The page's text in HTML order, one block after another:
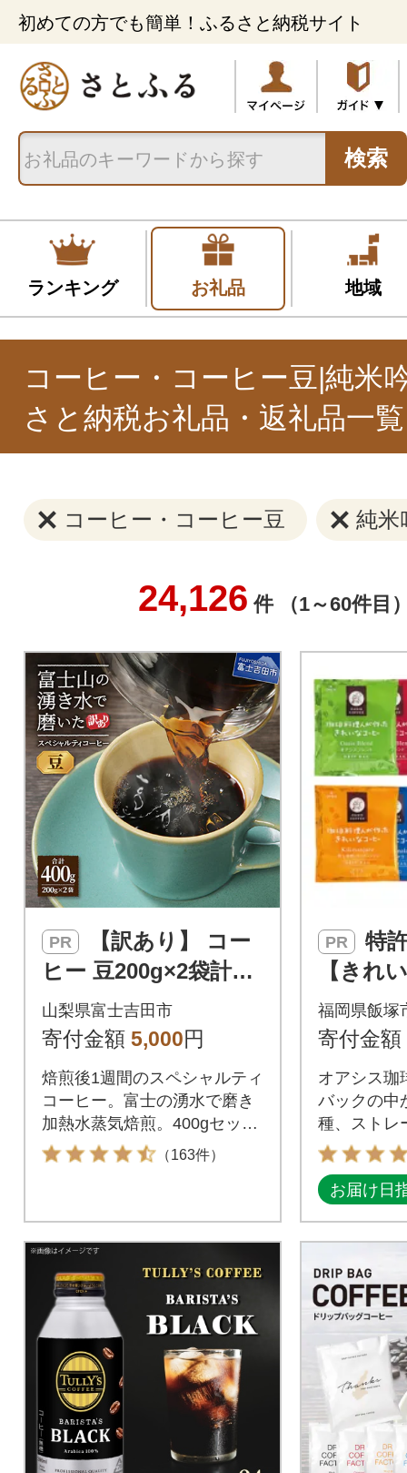
初めての方でも簡単！ふるさと納税サイト
検索
ランキング お礼品 地域
コーヒー・コーヒー豆|純米
さと納税お礼品・返礼品一覧
コーヒー・コーヒー豆 純米
24,126 件 （1～60件目
PR
ヒー 豆200g×2袋計40
0g自家焙煎珈琲 スペ
シャルティコーヒー
山梨県富士吉田市
寄付金額 5,000円
焙煎後1週間のスペシャルティ
コーヒー。富士の湧水で磨き
加熱水蒸気焙煎。400gセッ
ト。
（163件）
PR
【きれ
ー】ド
0種セッ
福岡県飯塚
寄付金額
オアシス珈
バックの中
種、ストレ
をセットに
お届け日